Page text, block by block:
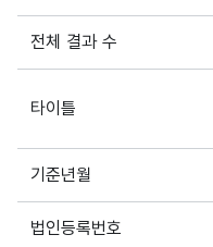
전체 결과 수
타이틀
기준년월
법인등록번호